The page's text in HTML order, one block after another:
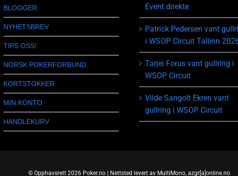
BLOGGER
NYHETSBREV
TIPS OSS!
NORSK POKERFORBUND
KORTSTOKKER
MIN KONTO
HANDLEKURV
Event direkte
Patrick Pedersen vant
i WSOP Circuit Tallinn
Tarjei Forus vant gullring i
WSOP Circuit
Vilde Sangolt Ekren vant
gullring i WSOP Circuit
© Opphavsrett 2026 Poker.no | Nettsted levert av MultiMono, azgr[a]online.no